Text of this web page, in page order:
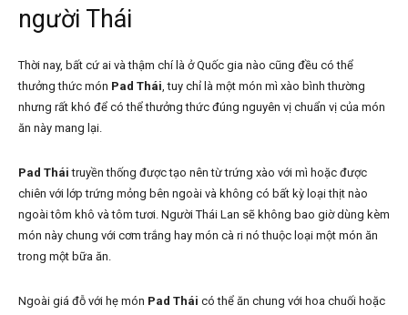
người Thái
Thời nay, bất cứ ai và thậm chí là ở Quốc gia nào cũng đều có thể
thưởng thức món Pad Thái, tuy chỉ là một món mì xào bình thường
nhưng rất khó để có thể thưởng thức đúng nguyên vị chuẩn vị của món
ăn này mang lại.
Pad Thái truyền thống được tạo nên từ trứng xào với mì hoặc được
chiên với lớp trứng mỏng bên ngoài và không có bất kỳ loại thịt nào
ngoài tôm khô và tôm tươi. Người Thái Lan sẽ không bao giờ dùng kèm
món này chung với cơm trắng hay món cà ri nó thuộc loại một món ăn
trong một bữa ăn.
Ngoài giá đỗ với hẹ món Pad Thái có thể ăn chung với hoa chuối hoặc